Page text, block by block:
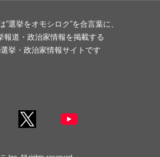
選挙をオモシロク”を合言葉に、
報道・政治家情報を掲載する
挙・政治家情報サイトです